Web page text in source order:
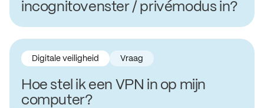
incognitovenster / privémodus in?
Hoe stel ik een VPN in op mijn
computer?
Digitale veiligheid Vraag